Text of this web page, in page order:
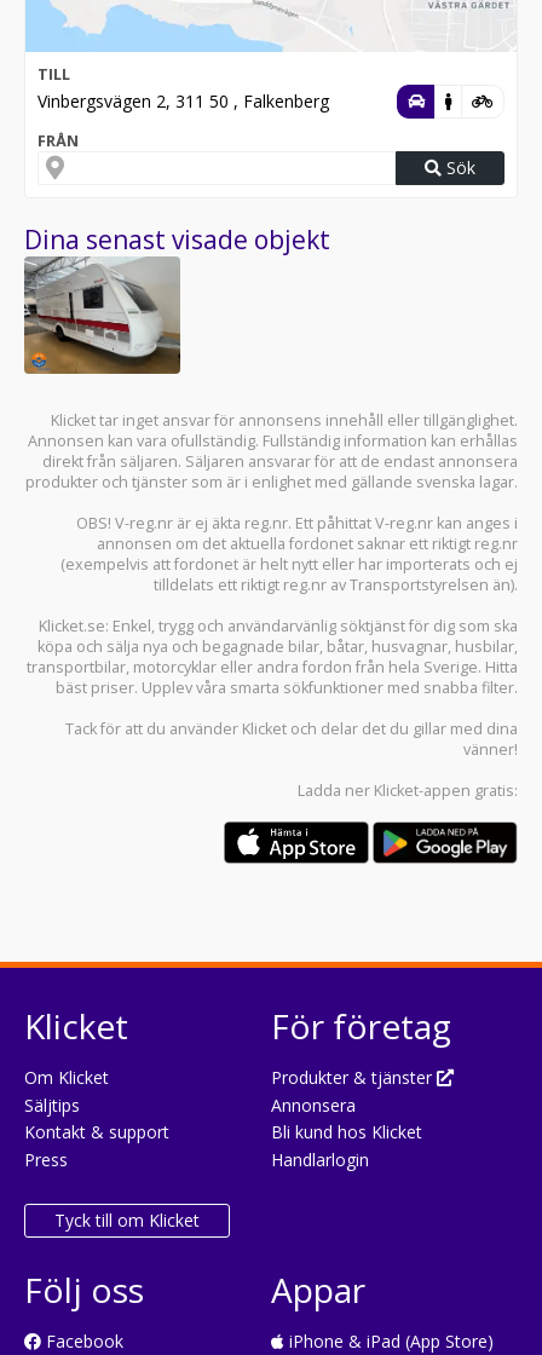
TILL
Vinbergsvägen 2, 311 50 , Falkenberg
FRÅN
Sök
Dina senast visade objekt
Klicket tar inget ansvar för annonsens innehåll eller tillgänglighet.
Annonsen kan vara ofullständig. Fullständig information kan erhållas
direkt från säljaren. Säljaren ansvarar för att de endast annonsera
produkter och tjänster som är i enlighet med gällande svenska lagar.
OBS! V-reg.nr är ej äkta reg.nr. Ett påhittat V-reg.nr kan anges i
annonsen om det aktuella fordonet saknar ett riktigt reg.nr
(exempelvis att fordonet är helt nytt eller har importerats och ej
tilldelats ett riktigt reg.nr av Transportstyrelsen än).
Klicket.se: Enkel, trygg och användarvänlig söktjänst för dig som ska
köpa och sälja nya och begagnade bilar, båtar, husvagnar, husbilar,
transportbilar, motorcyklar eller andra fordon från hela Sverige. Hitta
bäst priser. Upplev våra smarta sökfunktioner med snabba filter.
Tack för att du använder Klicket och delar det du gillar med dina
vänner!
Ladda ner Klicket-appen gratis:
Klicket
Om Klicket
Säljtips
Kontakt & support
Press
Tyck till om Klicket
För företag
Produkter & tjänster
Annonsera
Bli kund hos Klicket
Handlarlogin
Följ oss
Facebook
Appar
iPhone & iPad (App Store)